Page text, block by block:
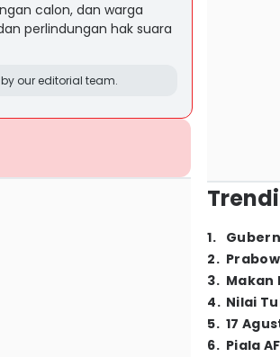
calon, dan warga
perlindungan hak suara
our editorial team.
1.
2.
3. Makan
4. Nilai
5. 17
6. Piala